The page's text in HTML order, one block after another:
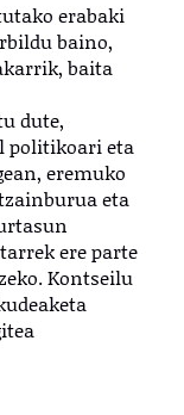
erabaki
baino,
baita
dute,
politikoari eta
eremuko
eta
ere parte
Kontseilu